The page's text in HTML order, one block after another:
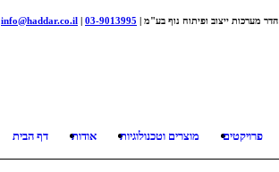
הדר מערכות ייצוב ופיתוח נוף בע"מ | 03-9013995
|
info@haddar.co.il
דף הבית אודות מוצרים וטכנולוגיות פרויקטים